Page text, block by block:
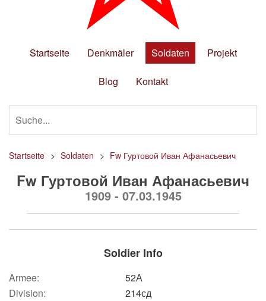
Startseite Denkmäler Soldaten Projekt
Blog Kontakt
Startseite Soldaten Fw Гуртовой Иван Афанасьевич
Fw Гуртовой Иван Афанасьевич
1909 - 07.03.1945
Soldier Info
Armee:
52А
Division:
214сд